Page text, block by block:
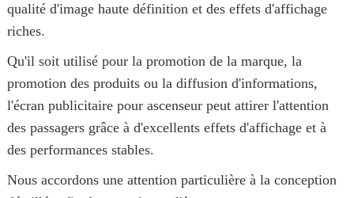
qualité d'image haute définition et des effets d'affichage
riches.
Qu'il soit utilisé pour la promotion de la marque, la
promotion des produits ou la diffusion d'informations,
l'écran publicitaire pour ascenseur peut attirer l'attention
des passagers grâce à d'excellents effets d'affichage et à
des performances stables.
Nous accordons une attention particulière à la conception